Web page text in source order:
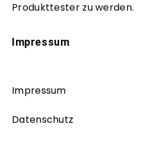
Produkttester zu werden.
Impressum
Impressum
Datenschutz